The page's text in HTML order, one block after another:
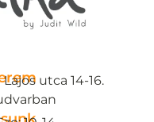
utca 14-16.